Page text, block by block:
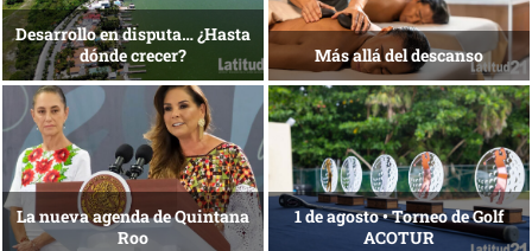
1 al 28 de agosto •
Fundación Isleña
Energía que Impulsa la
competitividad
Reconocimiento de viajeros La esencia del servicio